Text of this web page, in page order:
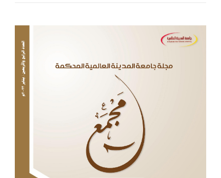
الجانبي
للمقالة